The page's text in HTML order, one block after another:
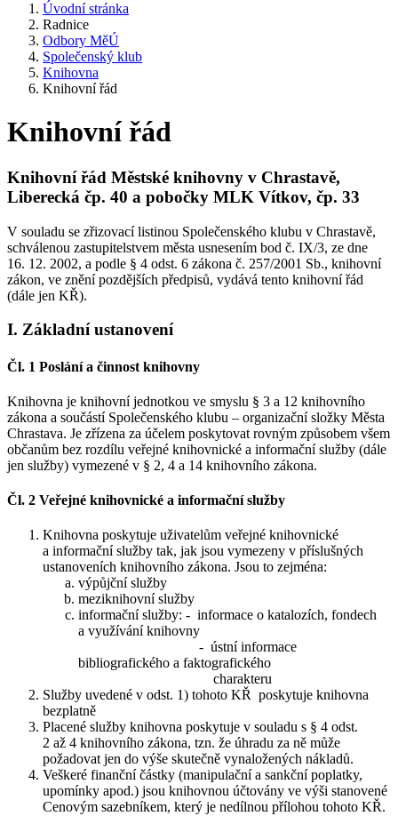
Úvodní stránka
Radnice
Odbory MěÚ
Společenský klub
Knihovna
Knihovní řád
Knihovní řád
Knihovní řád Městské knihovny v Chrastavě,
Liberecká čp. 40 a pobočky MLK Vítkov, čp. 33
V souladu se zřizovací listinou Společenského klubu v Chrastavě,
schválenou zastupitelstvem města usnesením bod č. IX/3, ze dne
16. 12. 2002, a podle § 4 odst. 6 zákona č. 257/2001 Sb., knihovní
zákon, ve znění pozdějších předpisů, vydává tento knihovní řád
(dále jen KŘ).
I. Základní ustanovení
Čl. 1 Poslání a činnost knihovny
Knihovna je knihovní jednotkou ve smyslu § 3 a 12 knihovního
zákona a součástí Společenského klubu – organizační složky Města
Chrastava. Je zřízena za účelem poskytovat rovným způsobem všem
občanům bez rozdílu veřejné knihovnické a informační služby (dále
jen služby) vymezené v § 2, 4 a 14 knihovního zákona.
Čl. 2 Veřejné knihovnické a informační služby
Knihovna poskytuje uživatelům veřejné knihovnické
a informační služby tak, jak jsou vymezeny v příslušných
ustanoveních knihovního zákona. Jsou to zejména:
výpůjční služby
meziknihovní služby
informační služby: - informace o katalozích, fondech
a využívání knihovny
- ústní informace
bibliografického a faktografického
charakteru
Služby uvedené v odst. 1) tohoto KŘ poskytuje knihovna
bezplatně
Placené služby knihovna poskytuje v souladu s § 4 odst.
2 až 4 knihovního zákona, tzn. že úhradu za ně může
požadovat jen do výše skutečně vynaložených nákladů.
Veškeré finanční částky (manipulační a sankční poplatky,
upomínky apod.) jsou knihovnou účtovány ve výši stanovené
Cenovým sazebníkem, který je nedílnou přílohou tohoto KŘ.